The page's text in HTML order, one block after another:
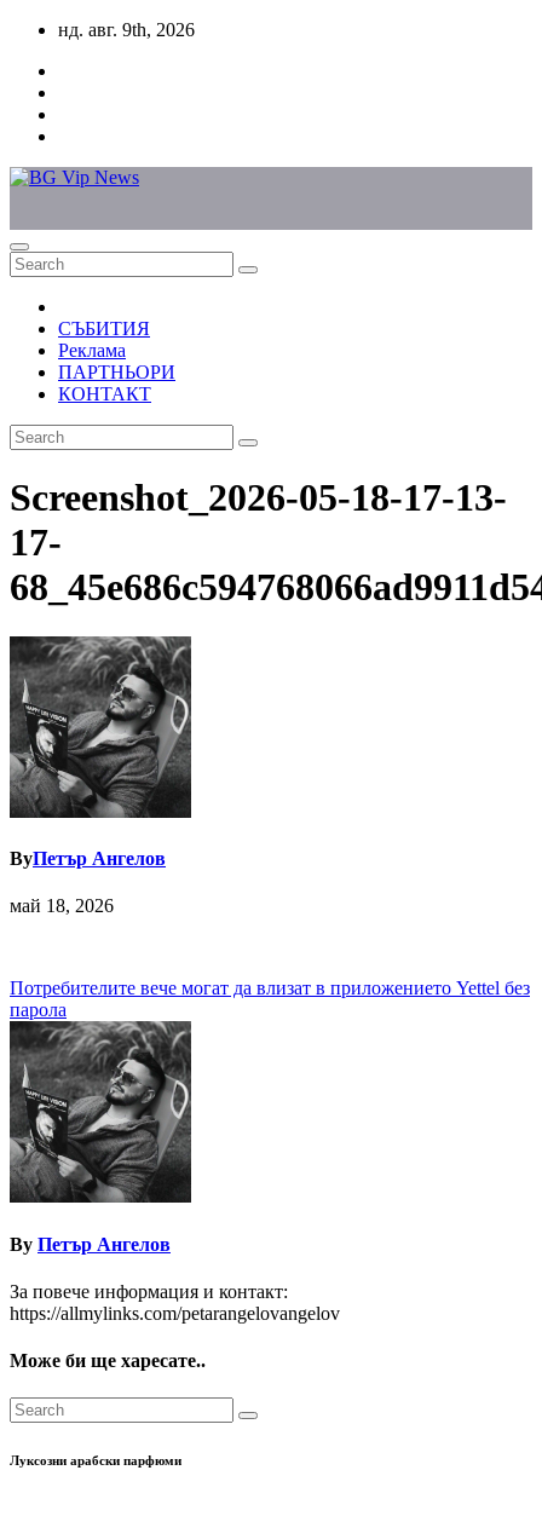
Skip
content
нд. авг. 9th, 2026
СЪБИТИЯ
Реклама
ПАРТНЬОРИ
КОНТАКТ
Screenshot_2026-05-18-17-13-
17-
ByПетър Ангелов
май 18, 2026
Навигация
Потребителите вече могат да влизат в приложението Yettel без
парола
By Петър Ангелов
За повече информация и контакт:
https://allmylinks.com/petarangelovangelov
Може би ще харесате..
Луксозни арабски парфюми